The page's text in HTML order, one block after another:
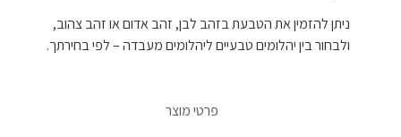
פרטי מוצר
ניתן להזמין את הטבעת בזהב לבן, זהב אדום או זהב צהוב,
ולבחור בין יהלומים טבעיים ליהלומים מעבדה – לפי בחירתך.